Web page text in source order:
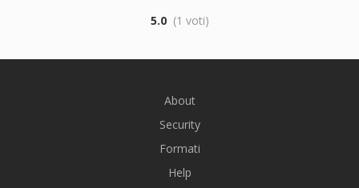
5.0 (1 voti)
About
Security
Formati
Help